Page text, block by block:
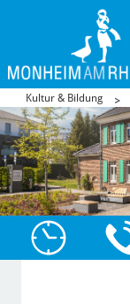
Kultur & Bildung